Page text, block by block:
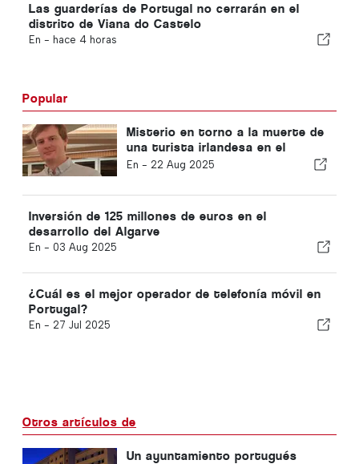
Las guarderías de Portugal no cerrarán en el
distrito de Viana do Castelo
En - hace 4 horas
Popular
Misterio en torno a la muerte de
una turista irlandesa en el
Algarve
En - 22 Aug 2025
Inversión de 125 millones de euros en el
desarrollo del Algarve
En - 03 Aug 2025
¿Cuál es el mejor operador de telefonía móvil en
Portugal?
En - 27 Jul 2025
Otros artículos de
Un ayuntamiento portugués